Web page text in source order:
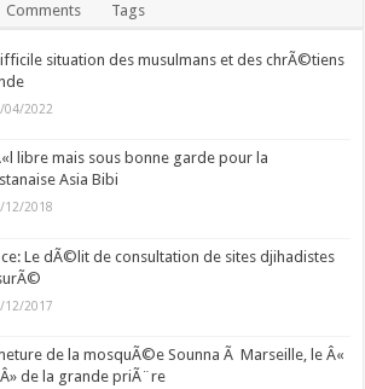
Comments Tags
situation des musulmans et des chrÃ©tiens
04/2022
libre mais sous bonne garde pour la
Asia Bibi
12/2018
Le dÃ©lit de consultation de sites djihadistes
12/2017
de la mosquÃ©e Sounna Ã Marseille, le Â«
de la grande priÃ¨re